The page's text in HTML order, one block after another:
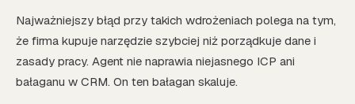
Najważniejszy błąd przy takich wdrożeniach polega na tym,
że firma kupuje narzędzie szybciej niż porządkuje dane i
zasady pracy. Agent nie naprawia niejasnego ICP ani
bałaganu w CRM. On ten bałagan skaluje.